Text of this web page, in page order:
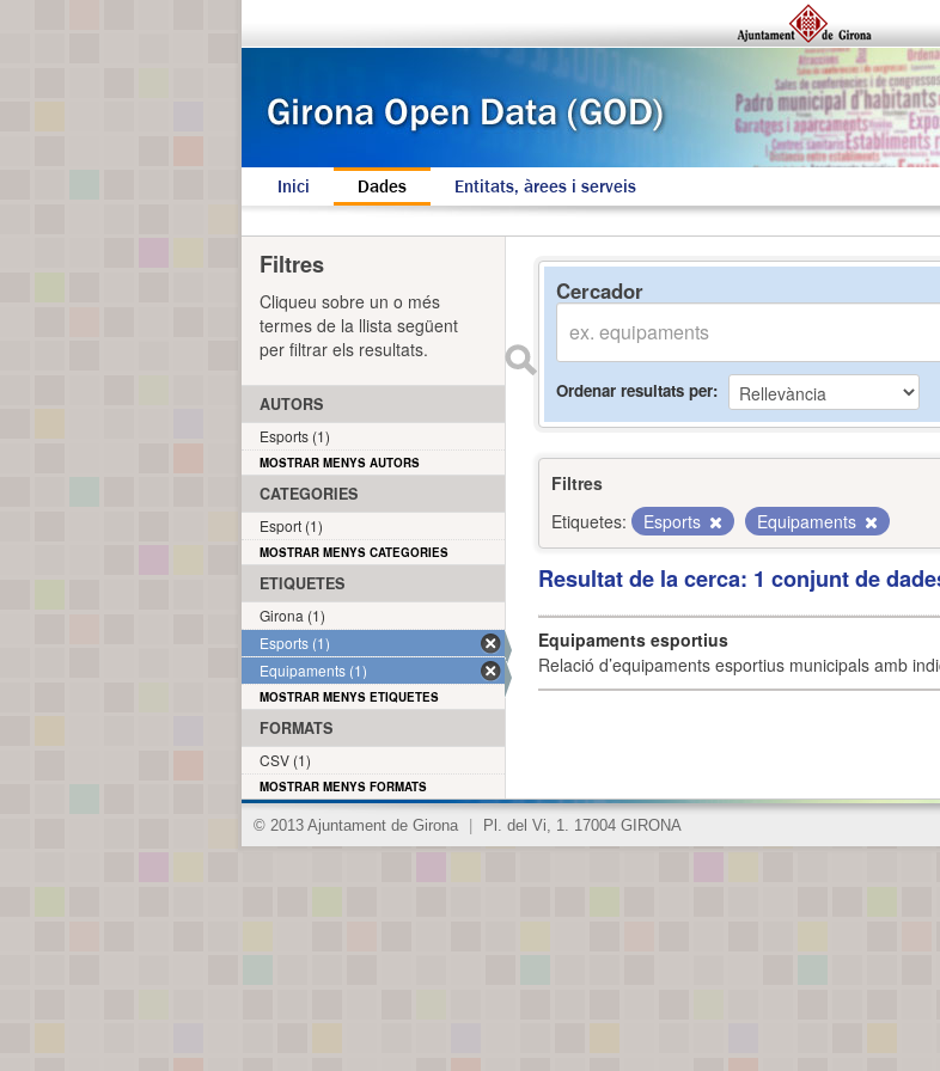
Inici Dades Entitats, àrees i serveis
Cercador
Ordenar resultats per
Filtres
Etiquetes:
Esports Equipaments
Resultat de la cerca: 1 conjunt de
Equipaments esportius
Relació d’equipaments esportius municipals amb
Filtres
Cliqueu sobre un o més
termes de la llista següent
per filtrar els resultats.
AUTORS
Esports (1)
MOSTRAR MENYS AUTORS
CATEGORIES
Esport (1)
MOSTRAR MENYS CATEGORIES
ETIQUETES
Girona (1)
Esports (1)
Equipaments (1)
MOSTRAR MENYS ETIQUETES
FORMATS
CSV (1)
MOSTRAR MENYS FORMATS
© 2013 Ajuntament de Girona Pl. del Vi, 1. 17004 GIRONA